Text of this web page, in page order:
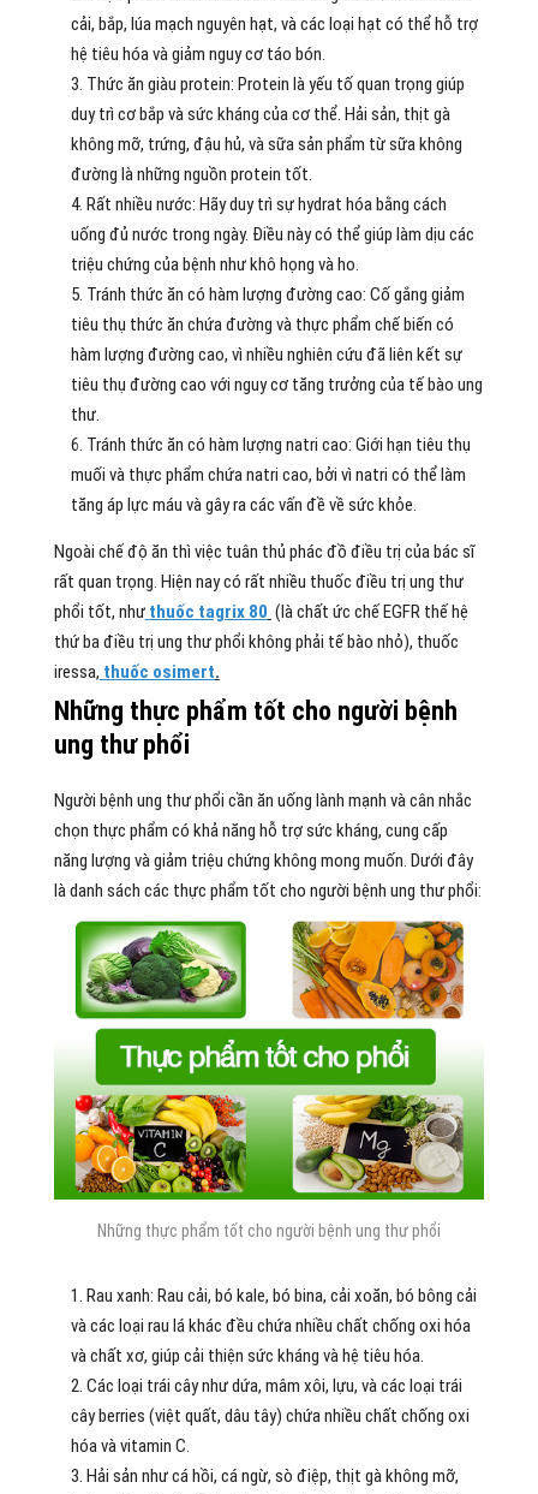
cải, bắp, lúa mạch nguyên hạt, và các loại hạt có thể hỗ trợ
hệ tiêu hóa và giảm nguy cơ táo bón.
Thức ăn giàu protein: Protein là yếu tố quan trọng giúp
duy trì cơ bắp và sức kháng của cơ thể. Hải sản, thịt gà
không mỡ, trứng, đậu hủ, và sữa sản phẩm từ sữa không
đường là những nguồn protein tốt.
Rất nhiều nước: Hãy duy trì sự hydrat hóa bằng cách
uống đủ nước trong ngày. Điều này có thể giúp làm dịu các
triệu chứng của bệnh như khô họng và ho.
Tránh thức ăn có hàm lượng đường cao: Cố gắng giảm
tiêu thụ thức ăn chứa đường và thực phẩm chế biến có
hàm lượng đường cao, vì nhiều nghiên cứu đã liên kết sự
tiêu thụ đường cao với nguy cơ tăng trưởng của tế bào ung
thư.
Tránh thức ăn có hàm lượng natri cao: Giới hạn tiêu thụ
muối và thực phẩm chứa natri cao, bởi vì natri có thể làm
tăng áp lực máu và gây ra các vấn đề về sức khỏe.
Ngoài chế độ ăn thì việc tuân thủ phác đồ điều trị của bác sĩ
rất quan trọng. Hiện nay có rất nhiều thuốc điều trị ung thư
phổi tốt, nhưthuốc tagrix 80 (là chất ức chế EGFR thế hệ
thứ ba điều trị ung thư phổi không phải tế bào nhỏ), thuốc
iressa, thuốc osimert.
Những thực phẩm tốt cho người bệnh
ung thư phổi
Người bệnh ung thư phổi cần ăn uống lành mạnh và cân nhắc
chọn thực phẩm có khả năng hỗ trợ sức kháng, cung cấp
năng lượng và giảm triệu chứng không mong muốn. Dưới đây
là danh sách các thực phẩm tốt cho người bệnh ung thư phổi:
Những thực phẩm tốt cho người bệnh ung thư phổi
Rau xanh: Rau cải, bó kale, bó bina, cải xoăn, bó bông cải
và các loại rau lá khác đều chứa nhiều chất chống oxi hóa
và chất xơ, giúp cải thiện sức kháng và hệ tiêu hóa.
Các loại trái cây như dứa, mâm xôi, lựu, và các loại trái
cây berries (việt quất, dâu tây) chứa nhiều chất chống oxi
hóa và vitamin C.
Hải sản như cá hồi, cá ngừ, sò điệp, thịt gà không mỡ,